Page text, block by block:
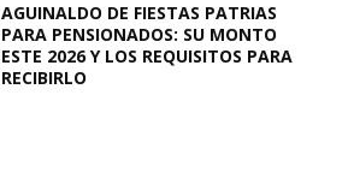
AGUINALDO DE FIESTAS PATRIAS
PARA PENSIONADOS: SU MONTO
ESTE 2026 Y LOS REQUISITOS PARA
RECIBIRLO